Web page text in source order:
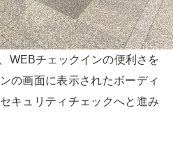
WEBチェックインの便利さを
の画面に表示されたボーディ
キュリティチェックへと進み